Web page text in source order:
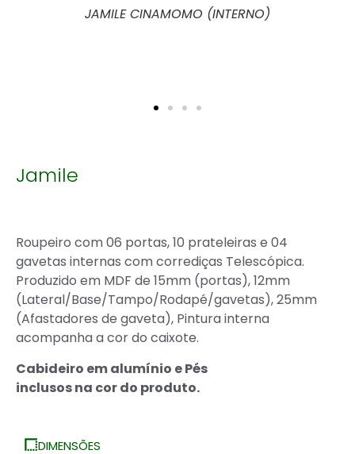
(INTERNO)
Jamile
Roupeiro com 06 portas, 10 prateleiras e 04
gavetas internas com corrediças Telescópica.
Produzido em MDF de 15mm (portas), 12mm
(Lateral/Base/Tampo/Rodapé/gavetas), 25mm
(Afastadores de gaveta), Pintura interna
acompanha a cor do caixote.
Cabideiro em alumínio e Pés
inclusos na cor do produto.
DIMENSÕES